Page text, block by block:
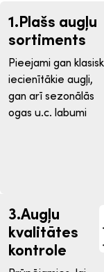
1.Plašs augļu
sortiments
Pieejami gan
iecienītākie augļi,
gan arī sezonālās
ogas u.c. labumi
3.Augļu
kvalitātes
kontrole